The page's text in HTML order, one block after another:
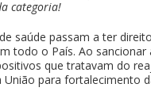
categoria!
saúde passam a ter
todo o País. Ao
que tratavam do
União para fortalecimento